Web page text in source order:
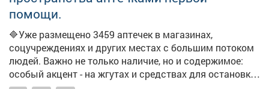
отрабатывать проблемные точки. В ближайшие дни
повысит долю работающих АЗС. Запас топлива для
уборочной кампании уже сформирован, утверждён
чёткий график поставок.
помощи.
🔷Уже размещено 3459 аптечек в магазинах,
соцучреждениях и других местах с большим потоком
людей. Важно не только наличие, но и содержимое:
особый акцент - на жгутах и средствах для остановки